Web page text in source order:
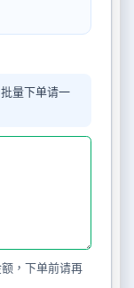
量下单请一
，下单前请再